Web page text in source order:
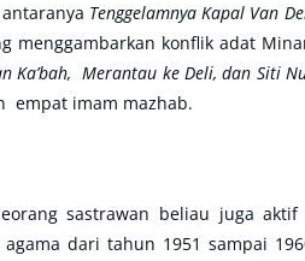
Tenggelamnya Kapal Van
menggambarkan konflik adat
Ka’bah, Merantau ke Deli, dan Siti
empat imam mazhab.
sastrawan beliau juga
dari tahun 1951 sampai